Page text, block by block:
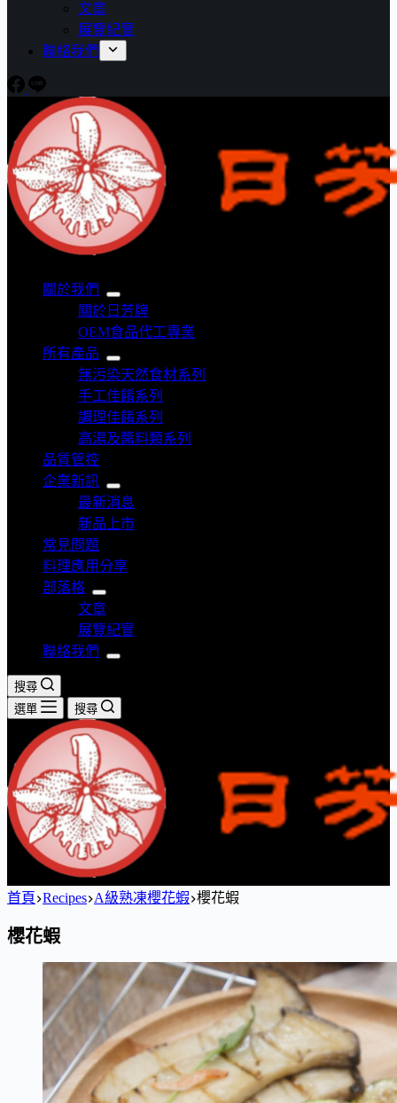
文章
展覽紀實
聯絡我們
關於我們
關於日芳牌
OEM食品代工專業
所有產品
無污染天然食材系列
手工佳餚系列
調理佳餚系列
高湯及醬料類系列
品質管控
企業新訊
最新消息
新品上市
常見問題
料理應用分享
部落格
文章
展覽紀實
聯絡我們
搜尋
選單
搜尋
首頁 Recipes A級熟凍櫻花蝦 櫻花蝦
櫻花蝦